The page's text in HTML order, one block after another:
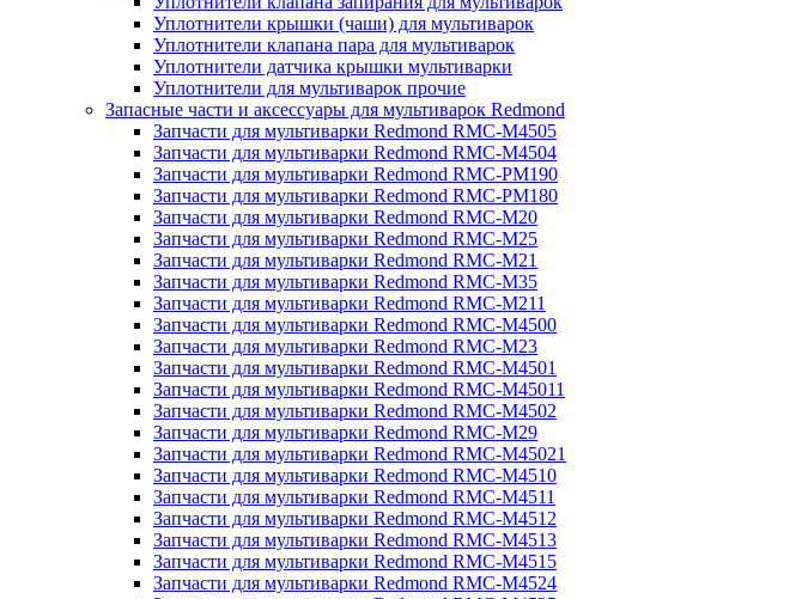
Уплотнители крышки (чаши) для мультиварок
Уплотнители клапана пара для мультиварок
Уплотнители датчика крышки мультиварки
Уплотнители для мультиварок прочие
Запасные части и аксессуары для мультиварок Redmond
Запчасти для мультиварки Redmond RMC-M4505
Запчасти для мультиварки Redmond RMC-M4504
Запчасти для мультиварки Redmond RMC-PM190
Запчасти для мультиварки Redmond RMC-PM180
Запчасти для мультиварки Redmond RMC-M20
Запчасти для мультиварки Redmond RMC-M25
Запчасти для мультиварки Redmond RMC-M21
Запчасти для мультиварки Redmond RMC-M35
Запчасти для мультиварки Redmond RMC-M211
Запчасти для мультиварки Redmond RMC-M4500
Запчасти для мультиварки Redmond RMC-M23
Запчасти для мультиварки Redmond RMC-M4501
Запчасти для мультиварки Redmond RMC-M45011
Запчасти для мультиварки Redmond RMC-M4502
Запчасти для мультиварки Redmond RMC-M29
Запчасти для мультиварки Redmond RMC-M45021
Запчасти для мультиварки Redmond RMC-M4510
Запчасти для мультиварки Redmond RMC-M4511
Запчасти для мультиварки Redmond RMC-M4512
Запчасти для мультиварки Redmond RMC-M4513
Запчасти для мультиварки Redmond RMC-M4515
Запчасти для мультиварки Redmond RMC-M4524